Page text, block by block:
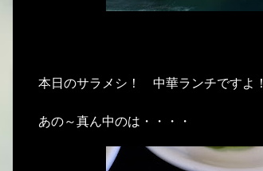
本日のサラメシ！ 中華ランチですよ！
あの～真ん中のは・・・・